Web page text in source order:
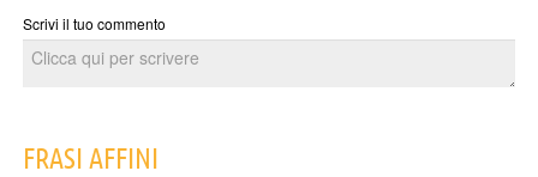
Scrivi il tuo commento
FRASI AFFINI